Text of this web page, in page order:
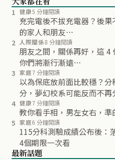
1 健康5 分鐘閱讀
充完電後不拔充電器？後
的家人和朋友…
2 人際關係8 分鐘閱讀
朋友之間，關係再好，這 4
你們將漸行漸遠…
3 家庭7 分鐘閱讀
以為保底放前面比較穩？
分，夢幻校系可能反而不再
4 健康7 分鐘閱讀
教你看手相，男左女右，
5 家庭6 分鐘閱讀
115分科測驗成績公布後：
4個期限一次看
最新話題